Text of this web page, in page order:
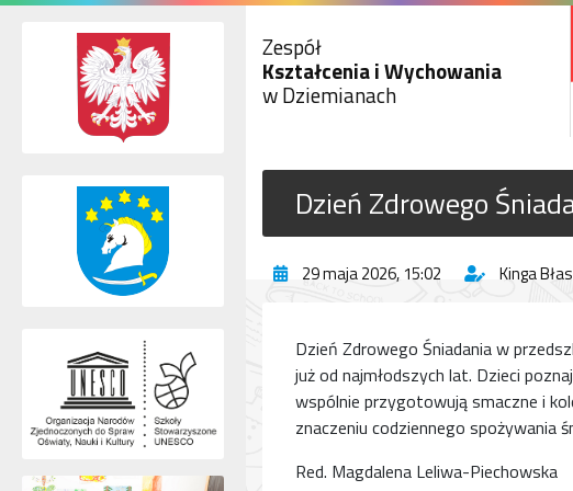
Zespół
Kształcenia i Wychowania
w Dziemianach
Dzień Zdrowego
29 maja 2026, 15:02 Kinga
Dzień Zdrowego Śniadania w
już od najmłodszych lat. Dzieci
wspólnie przygotowują smaczne i
znaczeniu codziennego spożywania
Red. Magdalena Leliwa-Piechowska